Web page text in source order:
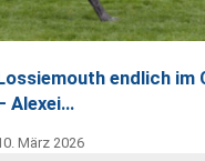
endlich im
Alexei…
März 2026